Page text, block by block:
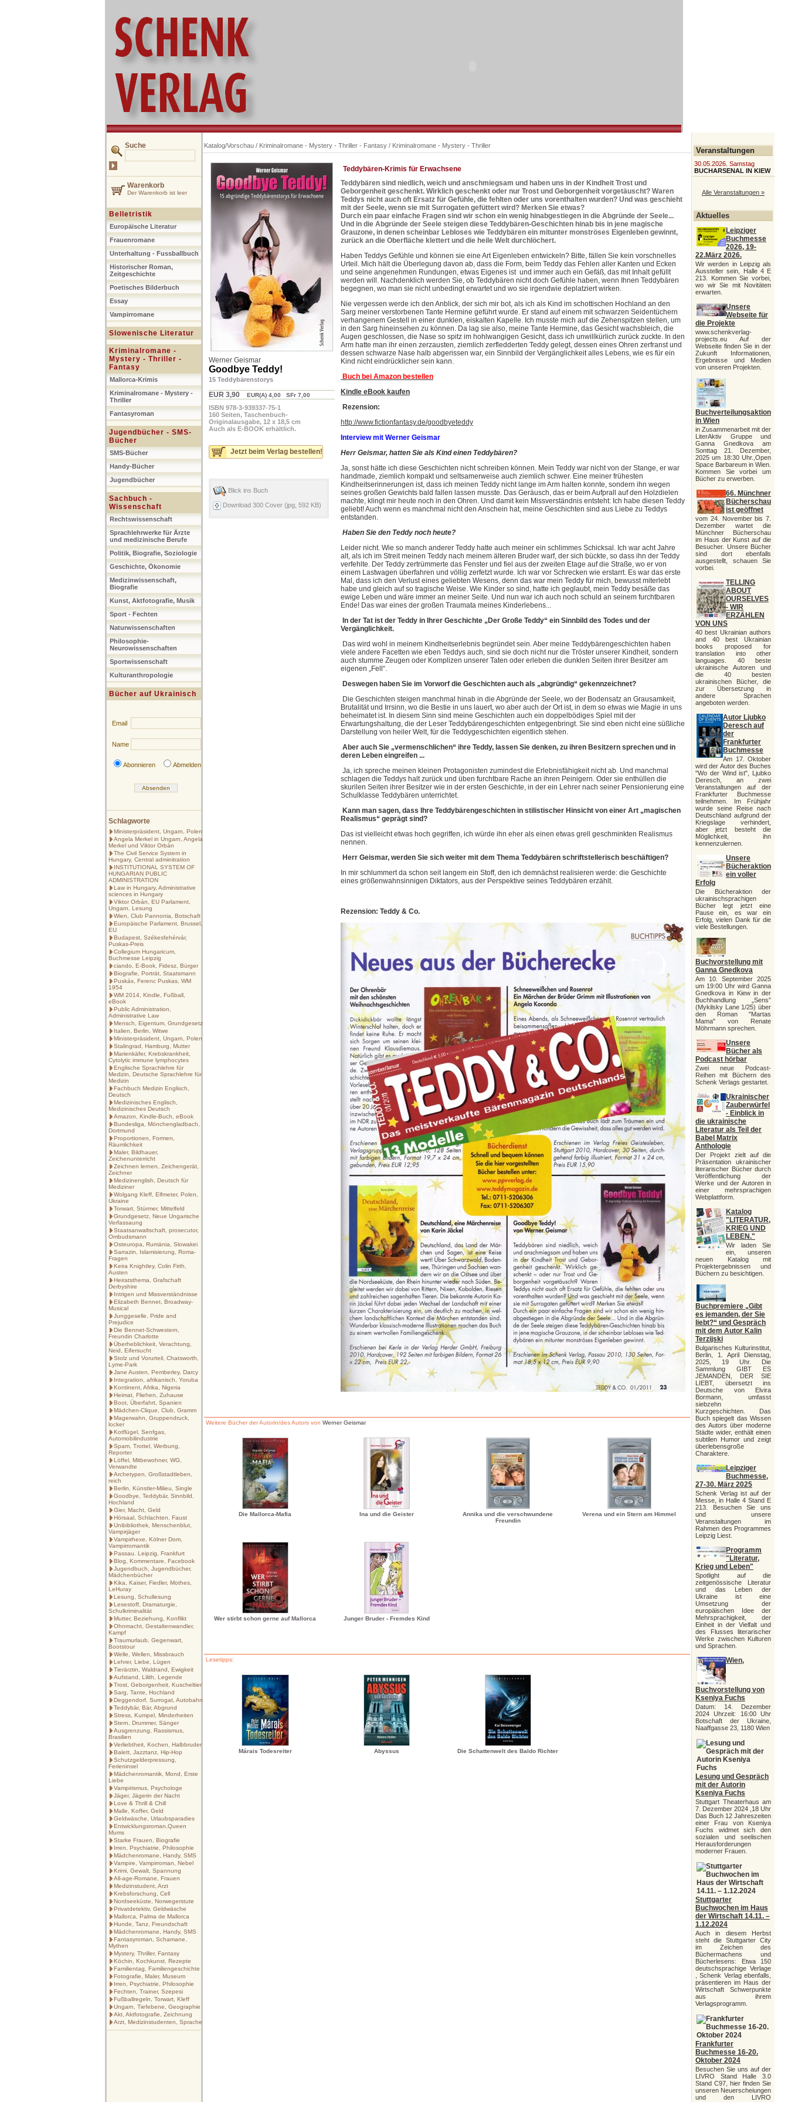
Suche
Warenkorb
Der Warenkorb ist leer
Belletristik
Europäische Literatur
Frauenromane
Unterhaltung - Fussballbuch
Historischer Roman,
Zeitgeschichte
Poetisches Bilderbuch
Essay
Vampirromane
Slowenische Literatur
Kriminalromane -
Mystery - Thriller -
Fantasy
Mallorca-Krimis
Kriminalromane - Mystery -
Thriller
Fantasyroman
Jugendbücher - SMS-
Bücher
SMS-Bücher
Handy-Bücher
Jugendbücher
Sachbuch -
Wissenschaft
Rechtswissenschaft
Sprachlehrwerke für Ärzte
und medizinische Berufe
Politik, Biografie, Soziologie
Geschichte, Ökonomie
Medizinwissenschaft,
Biografie
Kunst, Aktfotografie, Musik
Sport - Fechten
Naturwissenschaften
Philosophie-
Neurowissenschaften
Sportwissenschaft
Kulturanthropologie
Bücher auf Ukrainisch
Email
Name
Abonnieren Abmelden
Schlagworte
Ministerpräsident, Ungarn, Polen
Angela Merkel in Ungarn, Angela
Merkel und Viktor Orbán
The Civil Service System in
Hungary, Central adminitration
INSTITUTIONAL SYSTEM OF
HUNGARIAN PUBLIC
ADMINISTRATION
Law in Hungary, Administrative
sciences in Hungary
Viktor Orbán, EU Parlament,
Ungarn, Lesung
Wien, Club Pannonia, Botschaft
Europäische Parlament, Brussel,
EU
Budapest, Székesfehérvár,
Puskas-Preis
Collegium Hungaricum,
Buchmesse Leipzig
ciando, E-Book, Fidesz, Bürger
Biografie, Porträt, Staatsmann
Puskás, Ferenc Puskas, WM
1954
WM 2014, Kindle, Fußball,
eBook
Public Administration,
Administrative Law
Mensch, Eigentum, Grundgesetz
Italien, Berlin, Witwe
Ministerpräsident, Ungarn, Polen
Stalingrad, Hamburg, Mutter
Marienkäfer, Krebskrankheit,
Cytolytic immune lymphocytes
Englische Sprachlehre für
Medizin, Deutsche Sprachlehre für
Medizin
Fachbuch Medizin Englisch,
Deutsch
Medizinisches Englisch,
Medizinisches Deutsch
Amazon, Kindle-Buch, eBook
Bundesliga, Mönchengladbach,
Dortmund
Proportionen, Formen,
Räumlichkeit
Maler, Bildhauer,
Zeichenunterricht
Zeichnen lernen, Zeichengerät,
Zeichner
Medizinenglish, Deutsch für
Mediziner
Wolgang Kleff, Elfmeter, Polen,
Ukraine
Torwart, Stürmer, Mittelfeld
Grundgesetz, Neue Ungarische
Verfassaung
Staatsanwaltschaft, prosecutor,
Ombudsmann
Osteuropa, Rumänia, Slowakei
Sarrazin, Islamisierung, Roma-
Fragen
Keira Knightley, Colin Firth,
Austen
Heiratsthema, Grafschaft
Derbyshire
Intrigen und Missverständnisse
Elizabeth Bennet, Broadway-
Musical
Junggeselle, Pride and
Prejudice
Die Bennet-Schwestern,
Freundin Charlotte
Überheblichkeit, Verachtung,
Neid, Eifersucht
Stolz und Vorurteil, Chatsworth,
Lyme-Park
Jane Austen, Pemberley, Darcy
Integration, afrikanisch, Yoruba
Kontinent, Afrika, Nigeria
Heimat, Fliehen, Zuhause
Boot, Überfahrt, Spanien
Mädchen-Clique, Club, Gramm
Magerwahn, Gruppendruck,
locker
Kotflügel, Senfgas,
Automobilindustrie
Spam, Trottel, Werbung,
Reporter
Löffel, Mitbewohner, WG,
Verwandte
Archetypen, Großstadtleben,
reich
Berlin, Künstler-Milieu, Single
Goodbye, Teddybär, Sinnbild,
Hochland
Gier, Macht, Geld
Hörsaal, Schlachten, Faust
Unibibliothek, Menschenblut,
Vampirjäger
Vampirhexe, Kölner Dom,
Vampirromantik
Passau. Leipzig, Frankfurt
Blog, Kommentare, Facebook
Jugendbuch, Jugendbücher,
Mädchenbücher
Kika, Kaiser, Fiedler, Mothes,
LeHuray
Lesung, Schullesung
Lesestoff, Dramaturgie,
Schulkriminalität
Mutter, Beziehung, Konflikt
Ohnmacht, Gestaltenwandler,
Kampf
Traumurlaub, Gegenwart,
Bootstour
Welle, Wellen, Missbrauch
Lehrer, Liebe, Lügen
Tierärztin, Waldrand, Ewigkeit
Aufstand, Lilith, Legende
Trost, Geborgenheit, Kuscheltier
Sarg, Tante, Hochland
Deggendorf, Surrogat, Autobahn
Teddybär, Bär, Abgrund
Stress, Kumpel, Minderheiten
Stern, Drummer, Sänger
Ausgrenzung, Rassismus,
Brasilien
Verliebtheit, Kochen, Halbbruder
Balett, Jazztanz, Hip-Hop
Schutzgelderpressung,
Ferieninsel
Mädchenromantik, Mond, Erste
Liebe
Vampirismus, Psychologe
Jäger, Jägerin der Nacht
Love & Thrill & Chill
Malle, Koffer, Geld
Geldwäsche, Urlaubsparadies
Entwicklungsroman,Queen
Mums
Starke Frauen, Biografie
Irren, Psychiatrie, Philosophie
Mädchenromane, Handy, SMS
Vampire, Vampirroman, Nebel
Krimi, Gewalt, Spannung
All-age-Romane, Frauen
Medizinstudent, Arzt
Krebsforschung, Cell
Nordseeküste, Norwegerstute
Privatdetektiv, Geldwäsche
Mallorca, Palma de Mallorca
Hunde, Tanz, Freundschaft
Mädchenromane, Handy, SMS
Fantasyroman, Schamane,
Mythen
Mystery, Thriller, Fantasy
Köchin, Kochkunst, Rezepte
Familientag, Familiengeschichte
Fotografie, Maler, Museum
Irren, Psychiatrie, Philosophie
Fechten, Trainer, Szepesi
Fußballregeln, Torwart, Kleff
Ungarn, Tiefebene, Geographie
Akt, Aktfotografie, Zeichnung
Arzt, Medizinstudenten, Sprache
Katalog/Vorschau / Kriminalromane - Mystery - Thriller - Fantasy / Kriminalromane - Mystery - Thriller
Werner Geismar
Goodbye Teddy!
15 Teddybärenstorys
EUR 3,90 EUR(A) 4,00 SFr 7,00
ISBN 978-3-939337-75-1
160 Seiten, Taschenbuch-
Originalausgabe, 12 x 18,5 cm
Auch als E-BOOK erhältlich.
Jetzt beim Verlag bestellen!
Blick ins Buch
Download 300 Cover (jpg, 592 KB)
Teddybären-Krimis für Erwachsene
Teddybären sind niedlich, weich und anschmiegsam und haben uns in der Kindheit Trost und
Geborgenheit geschenkt. Wirklich geschenkt oder nur Trost und Geborgenheit vorgetäuscht? Waren
Teddys nicht auch oft Ersatz für Gefühle, die fehlten oder uns vorenthalten wurden? Und was geschieht
mit der Seele, wenn sie mit Surrogaten gefüttert wird? Merken Sie etwas?
Durch ein paar einfache Fragen sind wir schon ein wenig hinabgestiegen in die Abgründe der Seele...
Und in die Abgründe der Seele steigen diese Teddybären-Geschichten hinab bis in jene magische
Grauzone, in denen scheinbar Lebloses wie Teddybären ein mitunter monströses Eigenleben gewinnt,
zurück an die Oberfläche klettert und die heile Welt durchlöchert.
Haben Teddys Gefühle und können sie eine Art Eigenleben entwickeln? Bitte, fällen Sie kein vorschnelles
Urteil. Mich hält die Überlegung davon ab, dass die Form, beim Teddy das Fehlen aller Kanten und Ecken
und seine angenehmen Rundungen, etwas Eigenes ist und immer auch ein Gefäß, das mit Inhalt gefüllt
werden will. Nachdenklich werden Sie, ob Teddybären nicht doch Gefühle haben, wenn Ihnen Teddybären
begegnen, wo man sie nicht unbedingt erwartet und wo sie irgendwie deplatziert wirken.
Nie vergessen werde ich den Anblick, der sich mir bot, als ich als Kind im schottischen Hochland an den
Sarg meiner verstorbenen Tante Hermine geführt wurde. Er stand auf einem mit schwarzen Seidentüchern
verhangenem Gestell in einer dunklen, eiskalten Kapelle. Ich musste mich auf die Zehenspitzen stellen, um
in den Sarg hineinsehen zu können. Da lag sie also, meine Tante Hermine, das Gesicht wachsbleich, die
Augen geschlossen, die Nase so spitz im hohlwangigen Gesicht, dass ich unwillkürlich zurück zuckte. In den
Arm hatte man ihr einen zerzausten, ziemlich zerfledderten Teddy gelegt, dessen eines Ohren zerfranst und
dessen schwarze Nase halb abgerissen war, ein Sinnbild der Vergänglichkeit alles Lebens, wie es für ein
Kind nicht eindrücklicher sein kann.
Buch bei Amazon bestellen
Kindle eBook kaufen
Rezension:
http://www.fictionfantasy.de/goodbyeteddy
Interview mit Werner Geismar
Herr Geismar, hatten Sie als Kind einen Teddybären?
Ja, sonst hätte ich diese Geschichten nicht schreiben können. Mein Teddy war nicht von der Stange, er war
handmade, ziemlich kompakt und seltsamerweise auch ziemlich schwer. Eine meiner frühesten
Kindheitserinnerungen ist, dass ich meinen Teddy nicht lange im Arm halten konnte, sondern ihn wegen
seines großen Gewichts bald fallen lassen musste. Das Geräusch, das er beim Aufprall auf den Holzdielen
machte, klingt mir heute noch in den Ohren. Und damit kein Missverständnis entsteht: Ich habe diesen Teddy
geliebt! Auch wenn es manchmal nicht den Anschein hat, meine Geschichten sind aus Liebe zu Teddys
entstanden.
Haben Sie den Teddy noch heute?
Leider nicht. Wie so manch anderer Teddy hatte auch meiner ein schlimmes Schicksal. Ich war acht Jahre
alt, als ich im Streit meinen Teddy nach meinem älteren Bruder warf, der sich bückte, so dass ihn der Teddy
verfehlte. Der Teddy zertrümmerte das Fenster und fiel aus der zweiten Etage auf die Straße, wo er von
einem Lastwagen überfahren und völlig zerfetzt wurde. Ich war vor Schrecken wie erstarrt. Es war das erste
Mal, dass ich den Verlust eines geliebten Wesens, denn das war mein Teddy für mich, bewusst miterlebt
habe und gleich auf so tragische Weise. Wie Kinder so sind, hatte ich geglaubt, mein Teddy besäße das
ewige Leben und wäre immer an meiner Seite. Und nun war ich auch noch schuld an seinem furchtbaren
Ende! Das war eines der großen Traumata meines Kinderlebens...
In der Tat ist der Teddy in Ihrer Geschichte „Der Große Teddy“ ein Sinnbild des Todes und der
Vergänglichkeit.
Das wird wohl in meinem Kindheitserlebnis begründet sein. Aber meine Teddybärengeschichten haben
viele andere Facetten wie eben Teddys auch, sind sie doch nicht nur die Tröster unserer Kindheit, sondern
auch stumme Zeugen oder Komplizen unserer Taten oder erleben die dunklen Seiten ihrer Besitzer am
eigenen „Fell“.
Deswegen haben Sie im Vorworf die Geschichten auch als „abgründig“ gekennzeichnet?
Die Geschichten steigen manchmal hinab in die Abgründe der Seele, wo der Bodensatz an Grausamkeit,
Brutalität und Irrsinn, wo die Bestie in uns lauert, wo aber auch der Ort ist, in dem so etwas wie Magie in uns
beheimatet ist. In diesem Sinn sind meine Geschichten auch ein doppelbödiges Spiel mit der
Erwartungshaltung, die der Leser Teddybärengeschichten entgegenbringt. Sie sind eben nicht eine süßliche
Darstellung von heiler Welt, für die Teddygeschichten eigentlich stehen.
Aber auch Sie „vermenschlichen“ ihre Teddy, lassen Sie denken, zu ihren Besitzern sprechen und in
deren Leben eingreifen ...
Ja, ich spreche meinen kleinen Protagonisten zumindest die Erlebnisfähigkeit nicht ab. Und manchmal
schlagen die Teddys halt zurück und üben furchtbare Rache an ihren Peinigern. Oder sie enthüllen die
skurilen Seiten ihrer Besitzer wie in der ersten Geschichte, in der ein Lehrer nach seiner Pensionierung eine
Schulklasse Teddybären unterrichtet.
Kann man sagen, dass Ihre Teddybärengeschichten in stilistischer Hinsicht von einer Art „magischen
Realismus“ geprägt sind?
Das ist vielleicht etwas hoch gegriffen, ich würde ihn eher als einen etwas grell geschminkten Realismus
nennen.
Herr Geismar, werden Sie sich weiter mit dem Thema Teddybären schriftstellerisch beschäftigen?
In mir schlummert da schon seit langem ein Stoff, den ich demnächst realisieren werde: die Geschichte
eines größenwahnsinnigen Diktators, aus der Perspektive seines Teddybären erzählt.
Rezension: Teddy & Co.
Weitere Bücher der Autorin/des Autors von Werner Geismar
Die Mallorca-Mafia Ina und die Geister
Annika und die verschwundene
Freundin
Verena und ein Stern am Himmel
Wer stirbt schon gerne auf Mallorca Junger Bruder - Fremdes Kind
Lesetipps:
Márais Todesreiter Abyssus Die Schattenwelt des Baldo Richter
Veranstaltungen
30.05.2026. Samstag
BUCHARSENAL IN KIEW
Alle Veranstaltungen »
Aktuelles
Leipziger
Buchmesse
2026, 19-
22.März 2026.
Wir werden in Leipzig als
Aussteller sein, Halle 4 E
213. Kommen Sie vorbei,
wo wir Sie mit Novitäten
erwarten.
Unsere
Webseite für
die Projekte
www.schenkverlag-
projects.eu Auf der
Webseite finden Sie in der
Zukunft Informationen,
Ergebnisse und Medien
von unseren Projekten.
Buchverteilungsaktion
in Wien
in Zusammenarbeit mit der
LiterAktiv Gruppe und
Ganna Gnedkova am
Sonttag 21. Dezember,
2025 um 18:30 Uhr.,Open
Space Barbareum in Wien.
Kommen Sie vorbei um
Bücher zu erwerben.
66. Münchner
Bücherschau
ist geöffnet
vom 24. November bis 7.
Dezember wartet die
Münchner Bücherschau
im Haus der Kunst auf die
Besucher. Unsere Bücher
sind dort ebenfalls
ausgestellt, schauen Sie
vorbei.
TELLING
ABOUT
OURSELVES
- WIR
ERZÄHLEN
VON UNS
40 best Ukrainian authors
and 40 best Ukrainian
books proposed for
translation into other
languages. 40 beste
ukrainische Autoren und
die 40 besten
ukrainischen Bücher, die
zur Übersetzung in
andere Sprachen
angeboten werden.
Autor Ljubko
Deresch auf
der
Frankfurter
Buchmesse
Am 17. Oktober
wird der Autor des Buches
"Wo der Wind ist", Ljubko
Deresch, an zwei
Veranstaltungen auf der
Frankfurter Buchmesse
teilnehmen. Im Frühjahr
wurde seine Reise nach
Deutschland aufgrund der
Kriegslage verhindert,
aber jetzt besteht die
Möglichkeit, ihn
kennenzulernen.
Unsere
Bücheraktion
ein voller
Erfolg
Die Bücheraktion der
ukrainischsprachigen
Bücher legt jetzt eine
Pause ein, es war ein
Erfolg, vielen Dank für die
viele Bestellungen.
Buchvorstellung mit
Ganna Gnedkova
Am 10. September 2025
um 19:00 Uhr wird Ganna
Gnedkova in Kiew in der
Buchhandlung „Sens”
(Mykilsky Lane 1/25) über
den Roman "Martas
Mama" von Renate
Möhrmann sprechen.
Unsere
Bücher als
Podcast hörbar
Zwei neue Podcast-
Reihen mit Büchern des
Schenk Verlags gestartet.
Ukrainischer
Zauberwürfel
- Einblick in
die ukrainische
Literatur als Teil der
Babel Matrix
Anthologie
Der Projekt zielt auf die
Präsentation ukrainischer
literarischer Bücher durch
Veröffentlichung der
Werke und der Autoren in
einer mehrsprachigen
Webplattform.
Katalog
"LITERATUR,
KRIEG UND
LEBEN."
Wir laden Sie
ein, unseren
neuen Katalog mit
Projektergebnissen und
Büchern zu besichtigen.
Buchpremiere „Gibt
es jemanden, der Sie
liebt?“ und Gespräch
mit dem Autor Kalin
Terzijski
Bulgarisches Kulturinstitut,
Berlin, 1. April Dienstag,
2025, 19 Uhr. Die
Sammlung GIBT ES
JEMANDEN, DER SIE
LIEBT, übersetzt ins
Deutsche von Elvira
Bormann, umfasst
siebzehn
Kurzgeschichten. Das
Buch spiegelt das Wissen
des Autors über moderne
Städte wider, enthält einen
subtilen Humor und zeigt
überlebensgroße
Charaktere.
Leipziger
Buchmesse,
27-30. März 2025
Schenk Verlag ist auf der
Messe, in Halle 4 Stand E
213. Besuchen Sie uns
und unsere
Veranstaltungen im
Rahmen des Programmes
Leipzig Liest.
Programm
"Literatur,
Krieg und Leben"
Spotlight auf die
zeitgenössische Literatur
und das Leben der
Ukraine ist eine
Umsetzung der
europäischen Idee der
Mehrsprachigkeit, der
Einheit in der Vielfalt und
des Flusses literarischer
Werke zwischen Kulturen
und Sprachen.
Wien,
Buchvorstellung von
Kseniya Fuchs
Datum: 14. Dezember
2024 Uhrzeit: 16:00 Uhr
Botschaft der Ukraine,
Naaffgasse 23, 1180 Wien
Lesung und Gespräch
mit der Autorin
Kseniya Fuchs
Stuttgart Theaterhaus am
7. Dezember 2024 ,18 Uhr
Das Buch 12 Jahreszeiten
einer Frau von Kseniya
Fuchs widmet sich den
sozialen und seelischen
Herausforderungen
moderner Frauen.
Stuttgarter
Buchwochen im Haus
der Wirtschaft 14.11. –
1.12.2024
Auch in diesem Herbst
steht die Stuttgarter City
im Zeichen des
Büchermachens und
Bücherlesens: Etwa 150
deutschsprachige Verlage
, Schenk Verlag ebenfalls,
präsentieren im Haus der
Wirtschaft Schwerpunkte
aus ihrem
Verlagsprogramm.
Frankfurter
Buchmesse 16-20.
Oktober 2024
Besuchen Sie uns auf der
LIVRO Stand Halle 3.0
Stand C97, hier finden Sie
unseren Neuerscheiungen
und den LIVRO